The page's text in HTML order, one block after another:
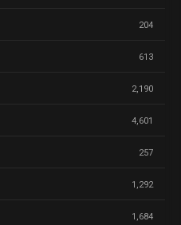
204
613
2,190
4,601
257
1,292
1,684